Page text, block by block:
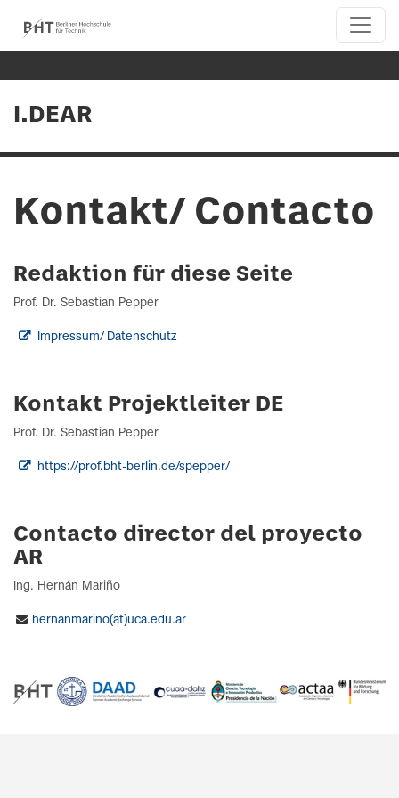
I.DEAR
Kontakt/ Contacto
Redaktion für diese Seite
Prof. Dr. Sebastian Pepper
Impressum/ Datenschutz
Kontakt Projektleiter DE
Prof. Dr. Sebastian Pepper
https://prof.bht-berlin.de/spepper/
Contacto director del proyecto
AR
Ing. Hernán Mariño
hernanmarino(at)uca.edu.ar